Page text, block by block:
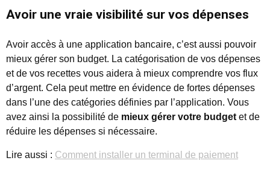
Avoir une vraie visibilité sur vos dépenses
Avoir accès à une application bancaire, c’est aussi pouvoir
mieux gérer son budget. La catégorisation de vos dépenses
et de vos recettes vous aidera à mieux comprendre vos flux
d’argent. Cela peut mettre en évidence de fortes dépenses
dans l’une des catégories définies par l’application. Vous
avez ainsi la possibilité de mieux gérer votre budget et de
réduire les dépenses si nécessaire.
Lire aussi : Comment installer un terminal de paiement